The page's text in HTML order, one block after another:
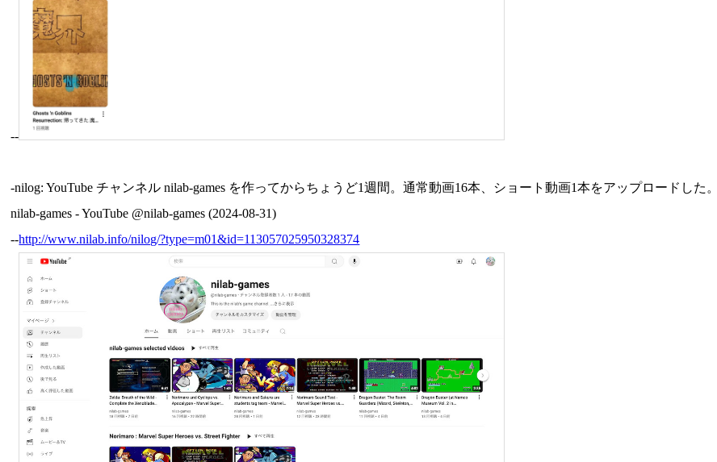
--
-nilog: YouTube チャンネル nilab-games を作ってからちょうど1週間。通常動画16本、ショート動画1本をアップロードし
nilab-games - YouTube @nilab-games (2024-08-31)
--http://www.nilab.info/nilog/?type=m01&id=113057025950328374